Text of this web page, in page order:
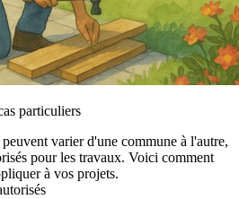
particuliers
varier d'une commune à l'autre,
pour les travaux. Voici comment
à vos projets.